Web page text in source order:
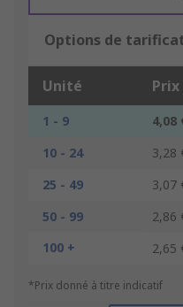
Options de
Unité
1 - 9
4,08
10 - 24
3,28
25 - 49
3,07
50 - 99
2,86
100 +
2,65
*Prix donné à titre indicatif